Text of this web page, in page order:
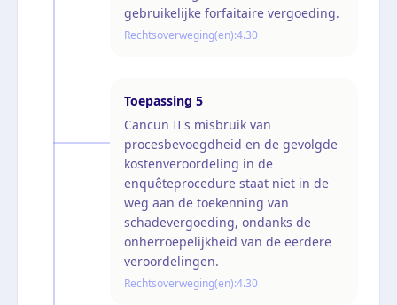
gebruikelijke forfaitaire vergoeding.
Rechtsoverweging(en):4.30
Toepassing 5
Cancun II's misbruik van
procesbevoegdheid en de gevolgde
kostenveroordeling in de
enquêteprocedure staat niet in de
weg aan de toekenning van
schadevergoeding, ondanks de
onherroepelijkheid van de eerdere
veroordelingen.
Rechtsoverweging(en):4.30